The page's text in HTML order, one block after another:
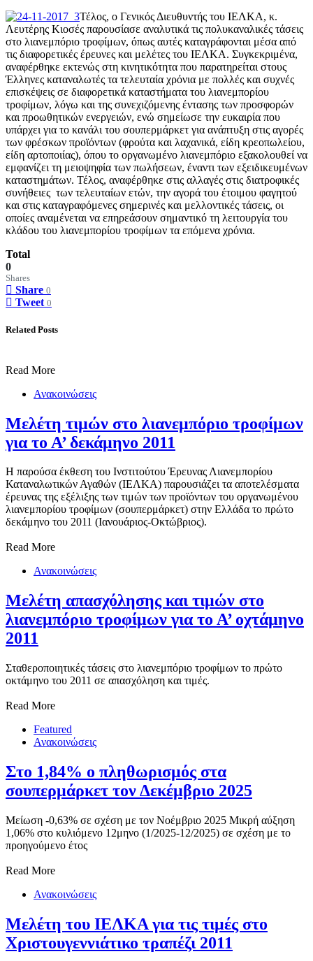
Τέλος, ο Γενικός Διευθυντής του ΙΕΛΚΑ, κ.
Λευτέρης Κιοσές παρουσίασε αναλυτικά τις πολυκαναλικές τάσεις
στο λιανεμπόριο τροφίμων, όπως αυτές καταγράφονται μέσα από
τις διαφορετικές έρευνες και μελέτες του ΙΕΛΚΑ. Συγκεκριμένα,
αναφέρθηκε εκτενώς στη κινητικότητα που παρατηρείται στους
Έλληνες καταναλωτές τα τελευταία χρόνια με πολλές και συχνές
επισκέψεις σε διαφορετικά καταστήματα του λιανεμπορίου
τροφίμων, λόγω και της συνεχιζόμενης έντασης των προσφορών
και προωθητικών ενεργειών, ενώ σημείωσε την ευκαιρία που
υπάρχει για το κανάλι του σουπερμάρκετ για ανάπτυξη στις αγορές
των φρέσκων προϊόντων (φρούτα και λαχανικά, είδη κρεοπωλείου,
είδη αρτοποιίας), όπου το οργανωμένο λιανεμπόριο εξακολουθεί να
εμφανίζει τη μειοψηφία των πωλήσεων, έναντι των εξειδικευμένων
καταστημάτων. Τέλος, αναφέρθηκε στις αλλαγές στις διατροφικές
συνήθειες των τελευταίων ετών, την αγορά του έτοιμου φαγητού
και στις καταγραφόμενες σημερινές και μελλοντικές τάσεις, οι
οποίες αναμένεται να επηρεάσουν σημαντικό τη λειτουργία του
κλάδου του λιανεμπορίου τροφίμων τα επόμενα χρόνια.
Total
0
Shares
Share 0
Tweet 0
Related Posts
Read More
Ανακοινώσεις
Μελέτη τιμών στο λιανεμπόριο τροφίμων
Η παρούσα έκθεση του Ινστιτούτου Έρευνας Λιανεμπορίου
Καταναλωτικών Αγαθών (ΙΕΛΚΑ) παρουσιάζει τα αποτελέσματα
έρευνας της εξέλιξης των τιμών των προϊόντων του οργανωμένου
λιανεμπορίου τροφίμων (σουπερμάρκετ) στην Ελλάδα το πρώτο
δεκάμηνο του 2011 (Ιανουάριος-Οκτώβριος).
Read More
Ανακοινώσεις
Μελέτη απασχόλησης και τιμών στο
λιανεμπόριο τροφίμων για το Α’ οχτάμηνο
Σταθεροποιητικές τάσεις στο λιανεμπόριο τροφίμων το πρώτο
οκτάμηνο του 2011 σε απασχόληση και τιμές.
Read More
Featured
Ανακοινώσεις
Στο 1,84% ο πληθωρισμός στα
σουπερμάρκετ τον Δεκέμβριο 2025
Μείωση -0,63% σε σχέση με τον Νοέμβριο 2025 Μικρή αύξηση
1,06% στο κυλιόμενο 12μηνο (1/2025-12/2025) σε σχέση με το
προηγούμενο έτος
Read More
Ανακοινώσεις
Μελέτη του ΙΕΛΚΑ για τις τιμές στο